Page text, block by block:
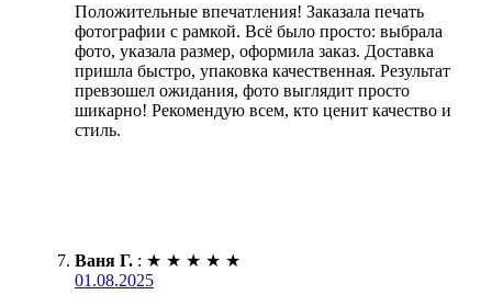
Положительные впечатления! Заказала печать
фотографии с рамкой. Всё было просто: выбрала
фото, указала размер, оформила заказ. Доставка
пришла быстро, упаковка качественная. Результат
превзошел ожидания, фото выглядит просто
шикарно! Рекомендую всем, кто ценит качество и
стиль.
Ваня Г. : ★ ★ ★ ★ ★
01.08.2025